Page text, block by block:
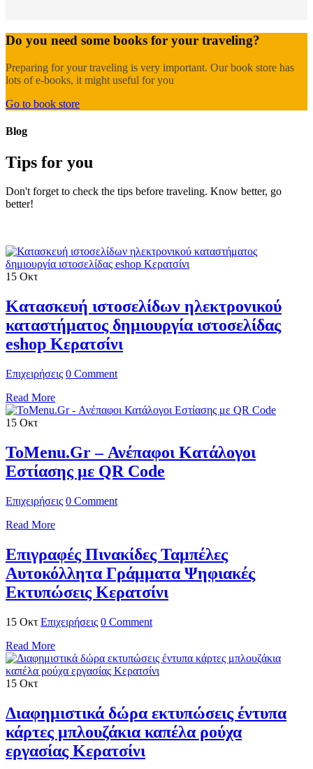
Do you need some books for your traveling?
Preparing for your traveling is very important. Our book store has
lots of e-books, it might useful for you
Go to book store
Blog
Tips for you
Don't forget to check the tips before traveling. Know better, go
better!
15 Οκτ
Κατασκευή ιστοσελίδων ηλεκτρονικού
καταστήματος δημιουργία ιστοσελίδας
eshop Κερατσίνι
Επιχειρήσεις 0 Comment
Read More
15 Οκτ
ToMenu.Gr – Ανέπαφοι Κατάλογοι
Εστίασης με QR Code
Επιχειρήσεις 0 Comment
Read More
Επιγραφές Πινακίδες Ταμπέλες
Αυτοκόλλητα Γράμματα Ψηφιακές
Εκτυπώσεις Κερατσίνι
15 Οκτ Επιχειρήσεις 0 Comment
Read More
15 Οκτ
Διαφημιστικά δώρα εκτυπώσεις έντυπα
κάρτες μπλουζάκια καπέλα ρούχα
εργασίας Κερατσίνι